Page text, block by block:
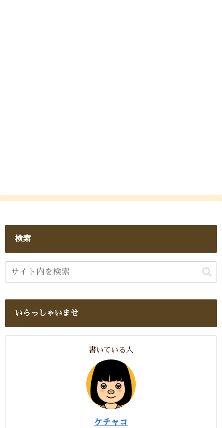
検索
いらっしゃいませ
書いている人
ケチャコ